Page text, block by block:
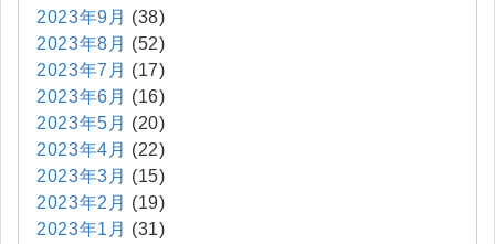
2023年9月 (38)
2023年8月 (52)
2023年7月 (17)
2023年6月 (16)
2023年5月 (20)
2023年4月 (22)
2023年3月 (15)
2023年2月 (19)
2023年1月 (31)